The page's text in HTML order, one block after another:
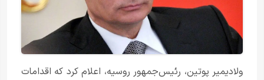
ولادیمیر پوتین، رئیس‌جمهور روسیه، اعلام کرد که اقدامات